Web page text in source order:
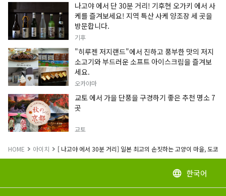
나고야 에서 단 30분 거리! 기후현 오가키 에서 사
케를 즐겨보세요! 지역 특산 사케 양조장 세 곳을
방문합니다.
기후
"히루젠 저지랜드"에서 진하고 풍부한 맛의 저지
소고기와 부드러운 소프트 아이스크림을 즐겨보
세요.
오카야마
교토 에서 가을 단풍을 구경하기 좋은 추천 명소 7
곳
교토
HOME 아이치 [ 나고야 에서 30분 거리] 일본 최고의 손짓하는 고양이 마을, 도코
language 한국어